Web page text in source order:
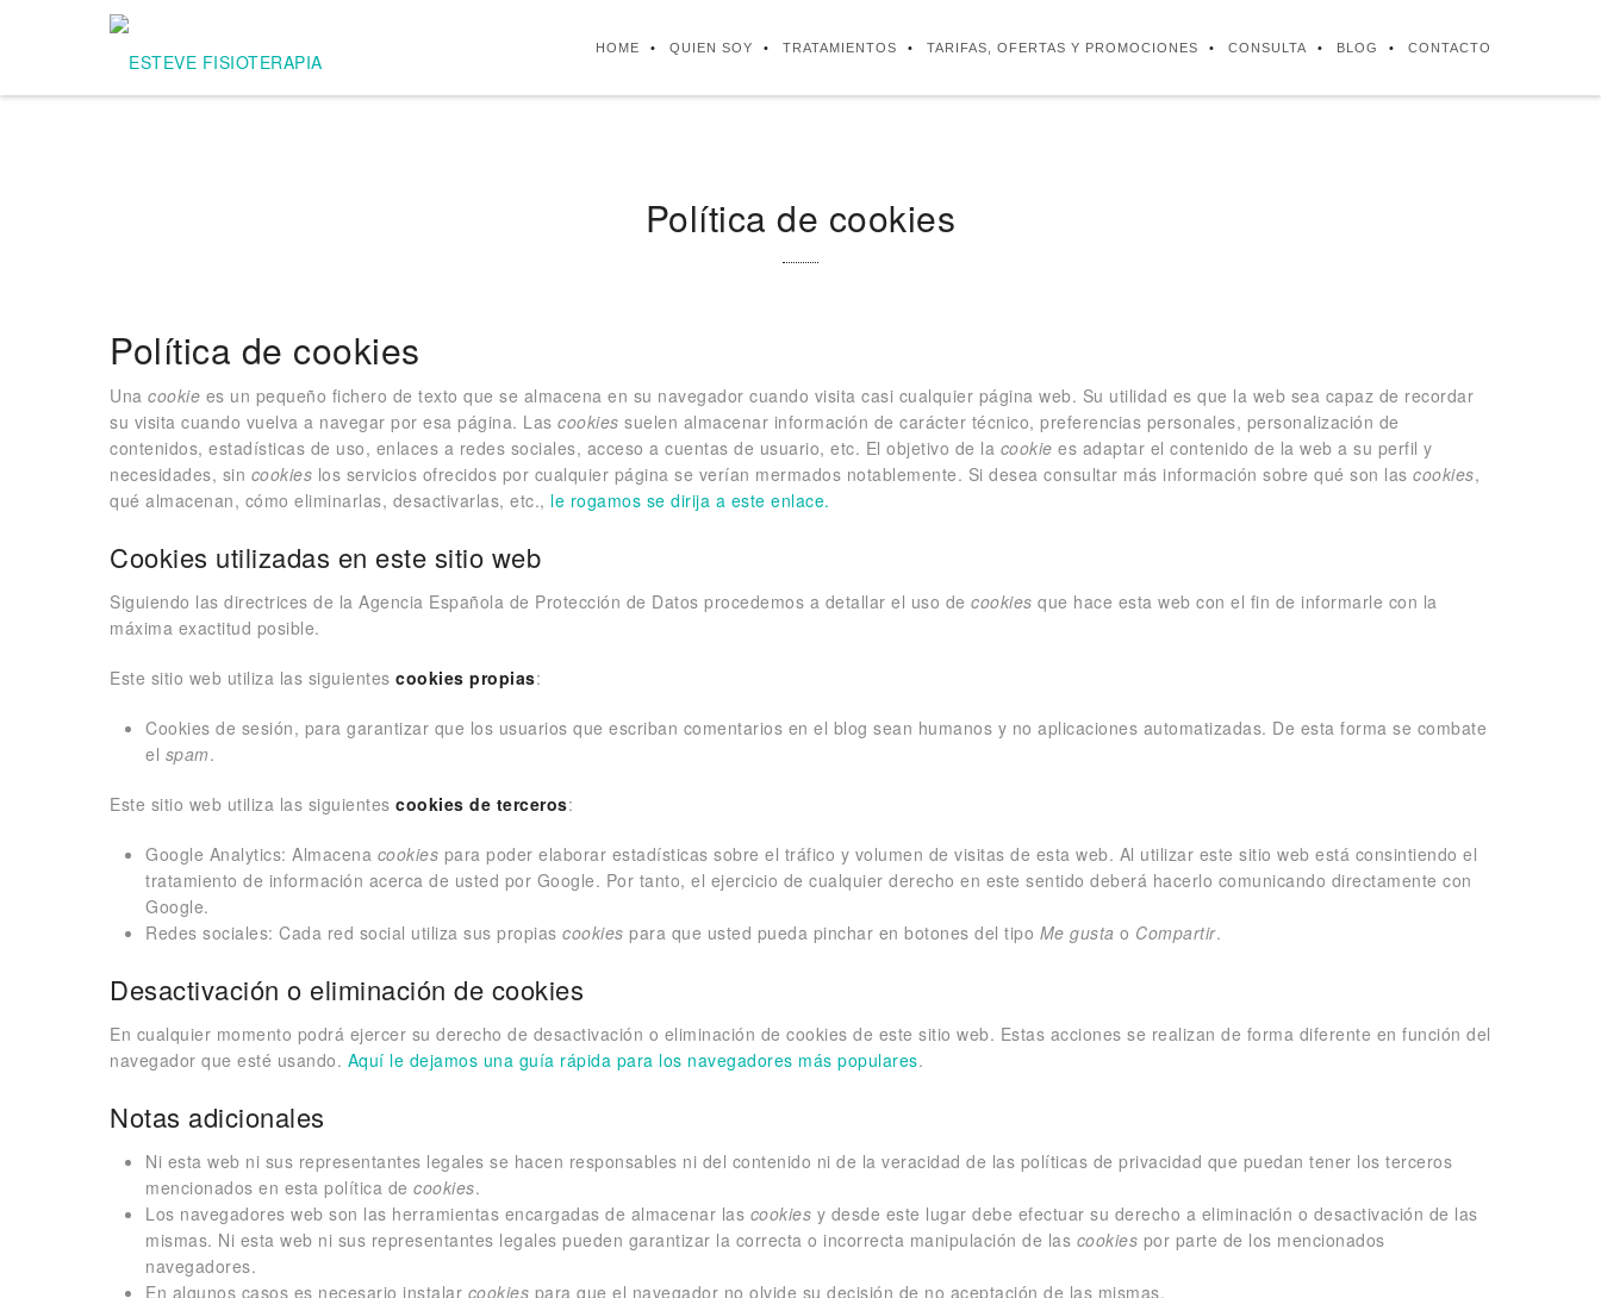
HOME QUIEN SOY TRATAMIENTOS TARIFAS, OFERTAS Y PROMOCIONES CONSULTA BLOG CONTACTO
Política de cookies
Política de cookies
Una cookie es un pequeño fichero de texto que se almacena en su navegador cuando visita casi cualquier página web. Su utilidad es que la web sea capaz de recordar
su visita cuando vuelva a navegar por esa página. Las cookies suelen almacenar información de carácter técnico, preferencias personales, personalización de
contenidos, estadísticas de uso, enlaces a redes sociales, acceso a cuentas de usuario, etc. El objetivo de la cookie es adaptar el contenido de la web a su perfil y
necesidades, sin cookies los servicios ofrecidos por cualquier página se verían mermados notablemente. Si desea consultar más información sobre qué son las cookies,
qué almacenan, cómo eliminarlas, desactivarlas, etc., le rogamos se dirija a este enlace.
Cookies utilizadas en este sitio web
Siguiendo las directrices de la Agencia Española de Protección de Datos procedemos a detallar el uso de cookies que hace esta web con el fin de informarle con la
máxima exactitud posible.
Este sitio web utiliza las siguientes cookies propias:
Cookies de sesión, para garantizar que los usuarios que escriban comentarios en el blog sean humanos y no aplicaciones automatizadas. De esta forma se combate
el spam.
Este sitio web utiliza las siguientes cookies de terceros:
Google Analytics: Almacena cookies para poder elaborar estadísticas sobre el tráfico y volumen de visitas de esta web. Al utilizar este sitio web está consintiendo el
tratamiento de información acerca de usted por Google. Por tanto, el ejercicio de cualquier derecho en este sentido deberá hacerlo comunicando directamente con
Google.
Redes sociales: Cada red social utiliza sus propias cookies para que usted pueda pinchar en botones del tipo Me gusta o Compartir.
Desactivación o eliminación de cookies
En cualquier momento podrá ejercer su derecho de desactivación o eliminación de cookies de este sitio web. Estas acciones se realizan de forma diferente en función del
navegador que esté usando. Aquí le dejamos una guía rápida para los navegadores más populares.
Notas adicionales
Ni esta web ni sus representantes legales se hacen responsables ni del contenido ni de la veracidad de las políticas de privacidad que puedan tener los terceros
mencionados en esta política de cookies.
Los navegadores web son las herramientas encargadas de almacenar las cookies y desde este lugar debe efectuar su derecho a eliminación o desactivación de las
mismas. Ni esta web ni sus representantes legales pueden garantizar la correcta o incorrecta manipulación de las cookies por parte de los mencionados
navegadores.
En algunos casos es necesario instalar cookies para que el navegador no olvide su decisión de no aceptación de las mismas.